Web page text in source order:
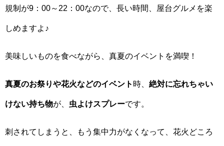
規制が9：00～22：00なので、長い時間、屋台グルメを楽
しめますよ♪
美味しいものを食べながら、真夏のイベントを満喫！
真夏のお祭りや花火などのイベント 時、 絶対に忘れちゃい
けない持ち物が、 虫よけスプレーです。
刺されてしまうと、もう集中力がなくなって、花火どころ